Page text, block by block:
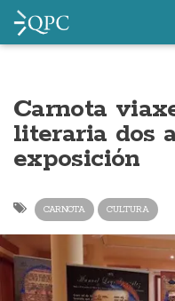
Carnota
literaria dos
exposición
CARNOTA CULTURA